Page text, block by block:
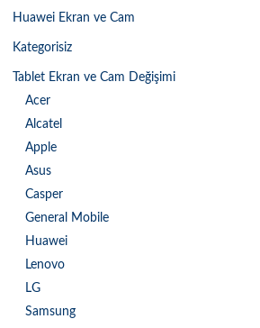
Huawei Ekran ve Cam
Kategorisiz
Tablet Ekran ve Cam Değişimi
Acer
Alcatel
Apple
Asus
Casper
General Mobile
Huawei
Lenovo
LG
Samsung